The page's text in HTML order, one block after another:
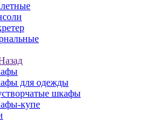
для одежды
шкафы
купе